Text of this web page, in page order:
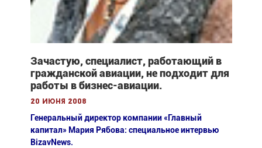
Зачастую, специалист, работающий в
гражданской авиации, не подходит для
работы в бизнес-авиации.
20 июня 2008
Генеральный директор компании «Главный
капитал» Мария Рябова: специальное интервью
BizavNews.